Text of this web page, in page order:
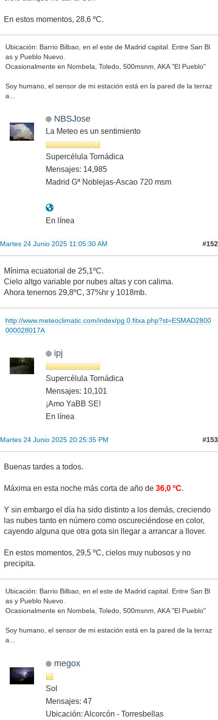
En estos momentos, 28,6 ºC.
Ubicación: Barrio Bilbao, en el este de Madrid capital. Entre San Bl
as y Pueblo Nuevo.
Ocasionalmente en Nombela, Toledo, 500msnm, AKA "El Pueblo"
Soy humano, el sensor de mi estación está en la pared de la terraz
a...
NBSJose
La Meteo es un sentimiento
Supercélula Tornádica
Mensajes: 14,985
Madrid Gª Noblejas-Ascao 720 msm
En línea
Martes 24 Junio 2025 11:05:30 AM #152
Mínima ecuatorial de 25,1ºC.
Cielo altgo variable por nubes altas y con calima.
Ahora tenemos 29,8ºC, 37%hr y 1018mb.
http://www.meteoclimatic.com/index/pg.0.fitxa.php?st=ESMAD2800
000028017A
ipj
Supercélula Tornádica
Mensajes: 10,101
¡Amo YaBB SE!
En línea
Martes 24 Junio 2025 20:25:35 PM #153
Buenas tardes a todos.
Máxima en esta noche más corta de año de 36,0 ºC.
Y sin embargo el día ha sido distinto a los demás, creciendo
las nubes tanto en número como oscureciéndose en color,
cayendo alguna que otra gota sin llegar a arrancar a llover.
En estos momentos, 29,5 ºC, cielos muy nubosos y no
precipita.
Ubicación: Barrio Bilbao, en el este de Madrid capital. Entre San Bl
as y Pueblo Nuevo.
Ocasionalmente en Nombela, Toledo, 500msnm, AKA "El Pueblo"
Soy humano, el sensor de mi estación está en la pared de la terraz
a...
megox
Sol
Mensajes: 47
Ubicación: Alcorcón - Torresbellas